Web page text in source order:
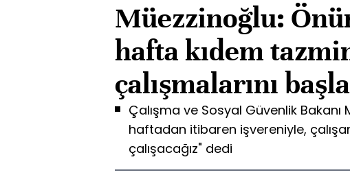
Müezzinoğlu:
hafta kıdem
çalışmalarını
Çalışma ve Sosyal Güvenlik Bakanı
haftadan itibaren işvereniyle,
çalışacağız" dedi